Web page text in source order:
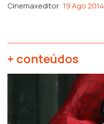
Cinemaxeditor 19 Ago 2014
+ conteúdos